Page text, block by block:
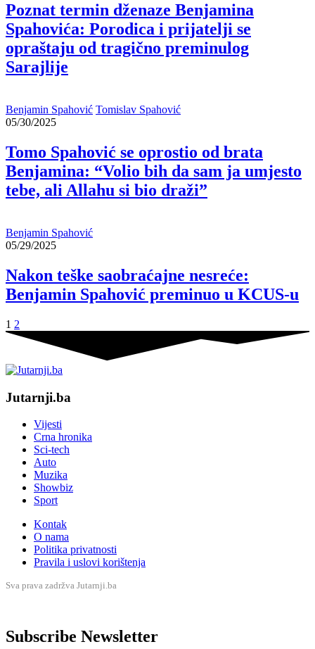
Poznat termin dženaze Benjamina
Spahovića: Porodica i prijatelji se
opraštaju od tragično preminulog
Sarajlije
Benjamin Spahović Tomislav Spahović
05/30/2025
Tomo Spahović se oprostio od brata
Benjamina: “Volio bih da sam ja umjesto
tebe, ali Allahu si bio draži”
Benjamin Spahović
05/29/2025
Nakon teške saobraćajne nesreće:
Benjamin Spahović preminuo u KCUS-u
1 2
Jutarnji.ba
Vijesti
Crna hronika
Sci-tech
Auto
Muzika
Showbiz
Sport
Kontak
O nama
Politika privatnosti
Pravila i uslovi korištenja
Sva prava zadržva Jutarnji.ba
Subscribe Newsletter